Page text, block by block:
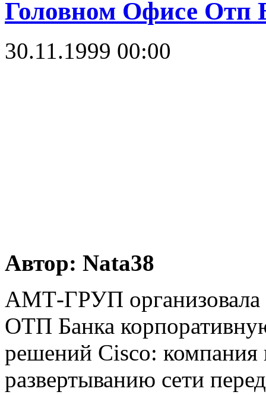
Головном Офисе Отп
30.11.1999 00:00
Автор: Nata38
АМТ-ГРУП организовала
ОТП Банка
решений Cisco: компания
развертыванию сети